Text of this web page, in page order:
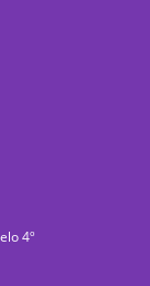
4º